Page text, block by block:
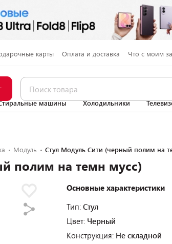
карты Оплата и доставка Что с моим
машины Холодильники
Модуль Стул Модуль Сити (черный полим на
полим на темн мусс)
Основные характеристики
Тип: Стул
Цвет: Черный
Конструкция: Не складной